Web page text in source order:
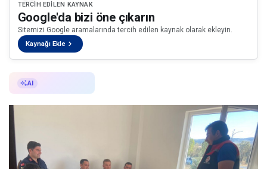
TERCIH EDILEN KAYNAK
Google'da bizi öne çıkarın
Sitemizi Google aramalarında tercih edilen kaynak olarak ekleyin.
Kaynağı Ekle
AI